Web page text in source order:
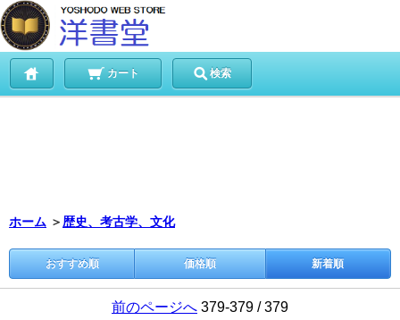
カート 検索
ホーム ＞ 歴史、考古学、文化
おすすめ順 価格順 新着順
前のページへ 379-379 / 379